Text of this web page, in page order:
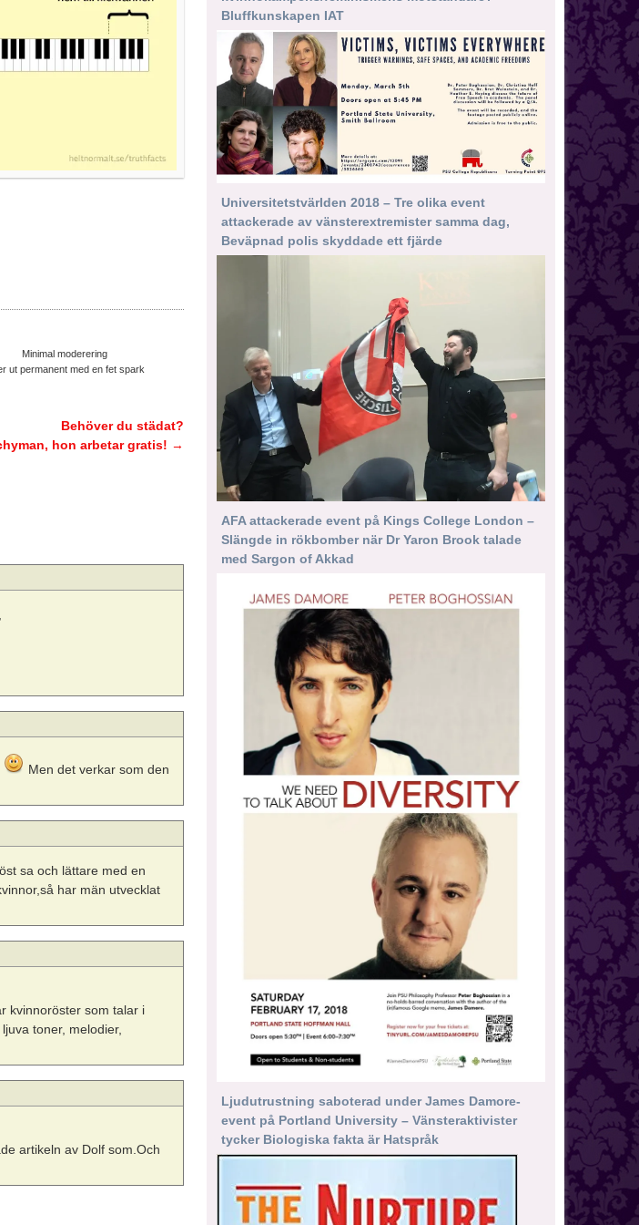
moderering
med en fet spark
Behöver du städat?
hon arbetar gratis! →
Men det verkar som den
sa och lättare med en
har män utvecklat
kvinnoröster som talar i
toner, melodier,
artikeln av Dolf som.Och
Bluffkunskapen IAT
Universitetstvärlden 2018 – Tre olika event
attackerade av vänsterextremister samma dag,
Beväpnad polis skyddade ett fjärde
AFA attackerade event på Kings College London –
Slängde in rökbomber när Dr Yaron Brook talade
med Sargon of Akkad
Ljudutrustning saboterad under James Damore-
event på Portland University – Vänsteraktivister
tycker Biologiska fakta är Hatspråk